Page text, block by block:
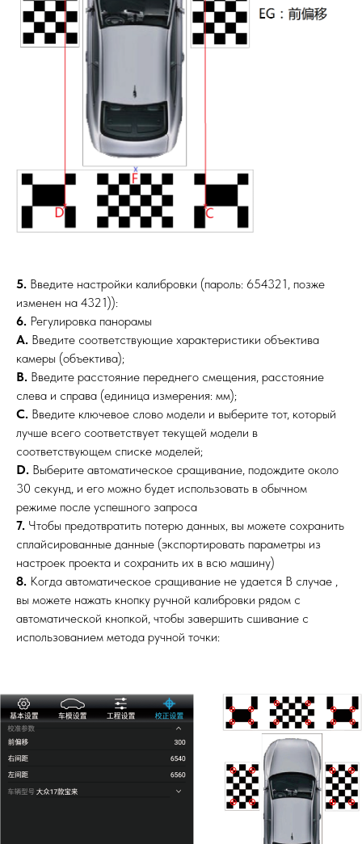
5. Введите настройки калибровки (пароль: 654321, позже
изменен на 4321)):
6. Регулировка панорамы
A. Введите соответствующие характеристики объектива
камеры (объектива);
B. Введите расстояние переднего смещения, расстояние
слева и справа (единица измерения: мм);
C. Введите ключевое слово модели и выберите тот, который
лучше всего соответствует текущей модели в
соответствующем списке моделей;
D. Выберите автоматическое сращивание, подождите около
30 секунд, и его можно будет использовать в обычном
режиме после успешного запроса
7. Чтобы предотвратить потерю данных, вы можете сохранить
сплайсированные данные (экспортировать параметры из
настроек проекта и сохранить их в всю машину)
8. Когда автоматическое сращивание не удается В случае ,
вы можете нажать кнопку ручной калибровки рядом с
автоматической кнопкой, чтобы завершить сшивание с
использованием метода ручной точки: